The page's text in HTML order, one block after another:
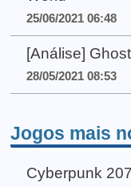
25/06/2021 06:48
[Análise]
28/05/2021 08:53
Jogos mais
Cyberpunk